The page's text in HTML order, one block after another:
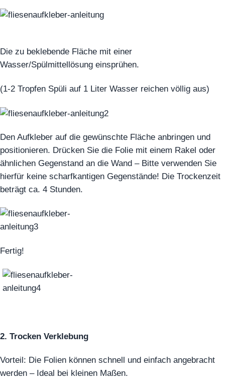
Die zu beklebende Fläche mit einer
Wasser/Spülmittellösung einsprühen.
(1-2 Tropfen Spüli auf 1 Liter Wasser reichen völlig aus)
Den Aufkleber auf die gewünschte Fläche anbringen und
positionieren. Drücken Sie die Folie mit einem Rakel oder
ähnlichen Gegenstand an die Wand – Bitte verwenden Sie
hierfür keine scharfkantigen Gegenstände! Die Trockenzeit
beträgt ca. 4 Stunden.
Fertig!
2. Trocken Verklebung
Vorteil: Die Folien können schnell und einfach angebracht
werden – Ideal bei kleinen Maßen.